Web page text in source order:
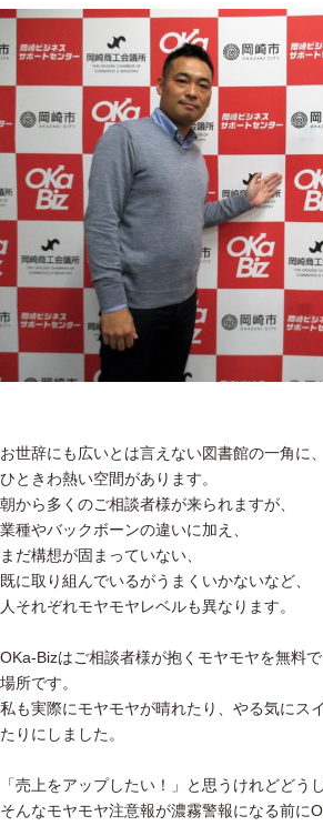
お世辞にも広いとは言えない図書館の一角に、
ひときわ熱い空間があります。
朝から多くのご相談者様が来られますが、
業種やバックボーンの違いに加え、
まだ構想が固まっていない、
既に取り組んでいるがうまくいかないなど、
人それぞれモヤモヤレベルも異なります。
OKa-Bizはご相談者様が抱くモヤモヤを無料
場所です。
私も実際にモヤモヤが晴れたり、やる気にス
たりにしました。
「売上をアップしたい！」と思うけれどどう
そんなモヤモヤ注意報が濃霧警報になる前に